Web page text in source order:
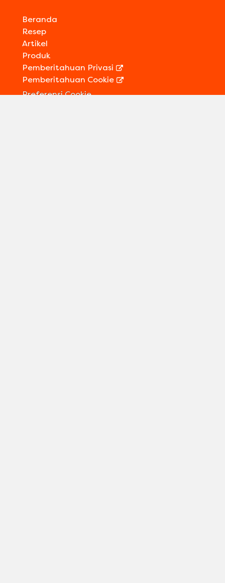
Beranda
Resep
Artikel
Produk
Pemberitahuan Privasi
Pemberitahuan Cookie
Preferensi Cookie